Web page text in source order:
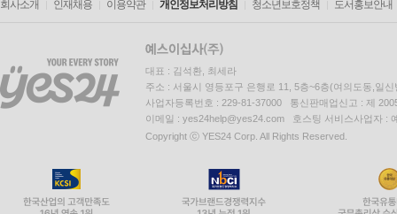
회사소개 인재채용 이용약관 개인정보처리방침 청소년보호정책 도서홍보안내
대표 : 김석환, 최세라
주소 : 서울시 영등포구 은행로 11, 5층~6층(여의도동,일신
사업자등록번호 : 229-81-37000 통신판매업신고 : 제
이메일 : yes24help@yes24.com 호스팅 서비스사업자 :
Copyright ⓒ YES24 Corp. All Rights Reserved.